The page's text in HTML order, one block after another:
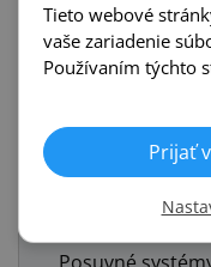
Interiérové
Verte
Posuvné
Tieto webové
vaše zariadenie
Používaním týchto
Prijať